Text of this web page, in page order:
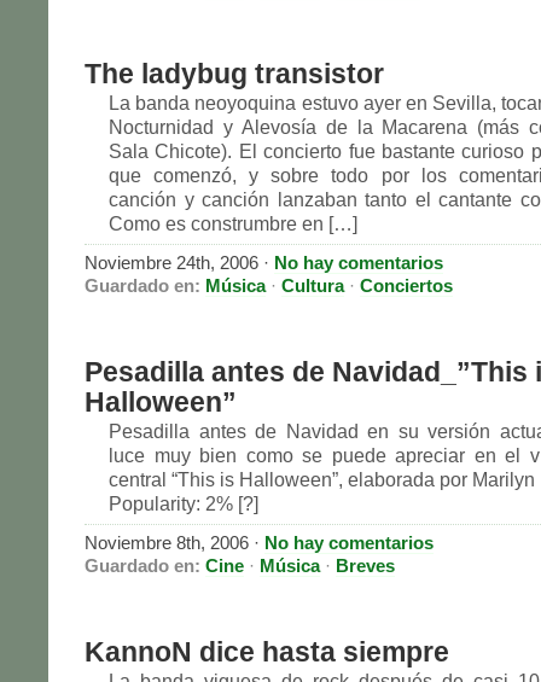
The ladybug transistor
La banda neoyoquina estuvo ayer en Sevilla,
Nocturnidad y Alevosía de la Macarena (más
Sala Chicote). El concierto fue bastante curioso
que comenzó, y sobre todo por los
canción y canción lanzaban tanto el cantante
Como es construmbre en […]
Noviembre 24th, 2006 · No hay comentarios
Guardado en: Música· Cultura· Conciertos
Pesadilla antes de Navidad_”This
Halloween”
Pesadilla antes de Navidad en su versión
luce muy bien como se puede apreciar en el
central “This is Halloween”, elaborada por Marilyn
Popularity: 2% [?]
Noviembre 8th, 2006 · No hay comentarios
Guardado en: Cine · Música· Breves
KannoN dice hasta siempre